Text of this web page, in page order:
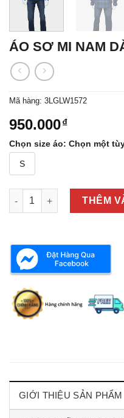
ÁO SƠ MI NAM
Mã hàng: 3LGLW1572
950.000₫
Chọn size áo: Chọn một
S
ÁO SƠ MI NAM DÀI TAY
THÊM
GIỚI THIỆU SẢN PHẨM